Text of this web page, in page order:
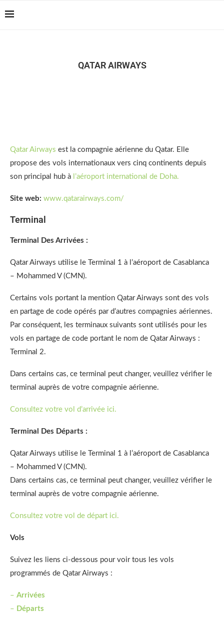
QATAR AIRWAYS
Qatar Airways est la compagnie aérienne du Qatar. Elle
propose des vols internationaux vers cinq continents depuis
son principal hub à l’aéroport international de Doha.
Site web: www.qatarairways.com/
Terminal
Terminal Des Arrivées :
Qatar Airways utilise le Terminal 1 à l’aéroport de Casablanca
– Mohammed V (CMN).
Certains vols portant la mention Qatar Airways sont des vols
en partage de code opérés par d’autres compagnies aériennes.
Par conséquent, les terminaux suivants sont utilisés pour les
vols en partage de code portant le nom de Qatar Airways :
Terminal 2.
Dans certains cas, ce terminal peut changer, veuillez vérifier le
terminal auprès de votre compagnie aérienne.
Consultez votre vol d’arrivée ici.
Terminal Des Départs :
Qatar Airways utilise le Terminal 1 à l’aéroport de Casablanca
– Mohammed V (CMN).
Dans certains cas, ce terminal peut changer, veuillez vérifier le
terminal auprès de votre compagnie aérienne.
Consultez votre vol de départ ici.
Vols
Suivez les liens ci-dessous pour voir tous les vols
programmés de Qatar Airways :
– Arrivées
– Départs